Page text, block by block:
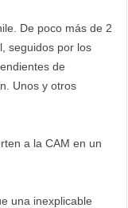
De poco más de 2
seguidos por los
de
Unos y otros
a la CAM en un
una inexplicable